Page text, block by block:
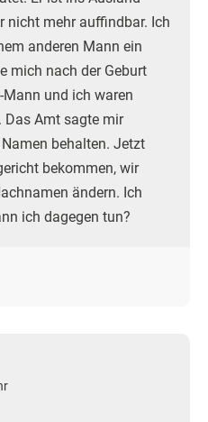
nicht mehr auffindbar. Ich
anderen Mann ein
mich nach der Geburt
und ich waren
Das Amt sagte mir
behalten. Jetzt
bekommen, wir
ändern. Ich
ich dagegen tun?